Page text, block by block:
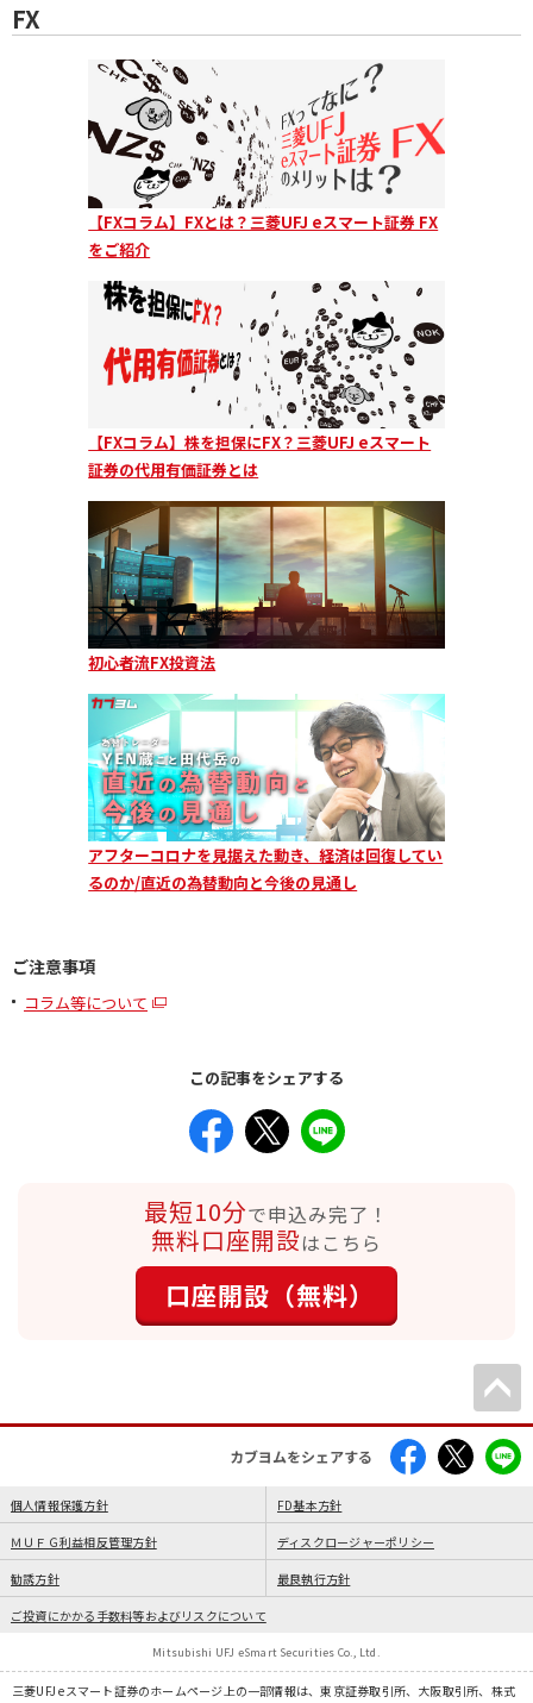
FX
【FXコラム】FXとは？三菱UFJ eスマート証券 FX
をご紹介
【FXコラム】株を担保にFX？三菱UFJ eスマート
証券の代用有価証券とは
初心者流FX投資法
アフターコロナを見据えた動き、経済は回復してい
るのか/直近の為替動向と今後の見通し
ご注意事項
コラム等について
この記事をシェアする
最短10分で申込み完了！
無料口座開設はこちら
口座開設（無料）
カブヨムをシェアする
個人情報保護方針 FD基本方針
ＭＵＦＧ利益相反管理方針 ディスクロージャーポリシー
勧誘方針 最良執行方針
ご投資にかかる手数料等およびリスクについて
Mitsubishi UFJ eSmart Securities Co., Ltd.
三菱UFJ eスマート証券のホームページ上の一部情報は、東京証券取引所、大阪取引所、株式